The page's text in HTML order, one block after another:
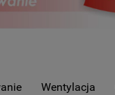
Wentylacja